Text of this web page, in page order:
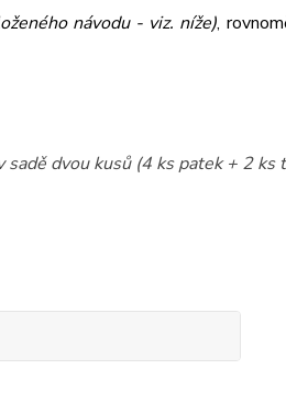
návodu - viz. níže),
dvou kusů (4 ks patek + 2 ks